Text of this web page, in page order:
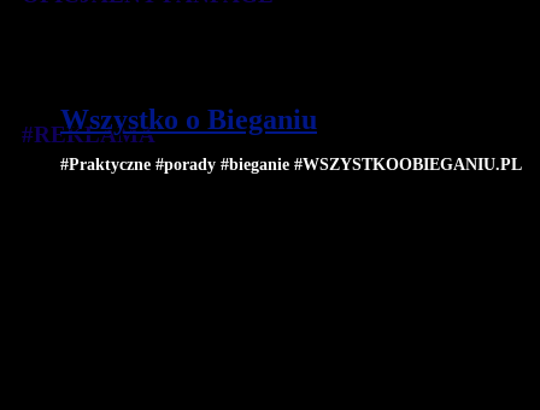
Wszystko o Bieganiu
#Praktyczne #porady #bieganie #WSZYSTKOOBIEGANIU.PL
#REKLAMA